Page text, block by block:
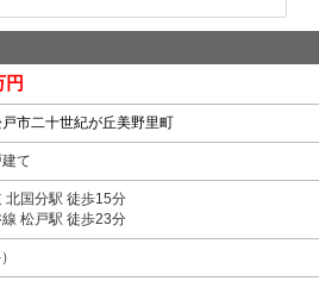
円
市二十世紀が丘美野里町
て
北国分駅 徒歩15分
線 松戸駅 徒歩23分